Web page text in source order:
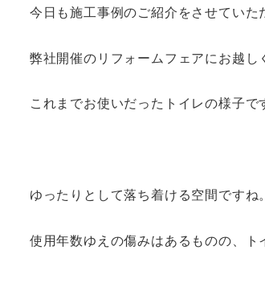
今日も施工事例のご紹介をさせていた
弊社開催のリフォームフェアにお越し
これまでお使いだったトイレの様子で
ゆったりとして落ち着ける空間ですね
使用年数ゆえの傷みはあるものの、ト